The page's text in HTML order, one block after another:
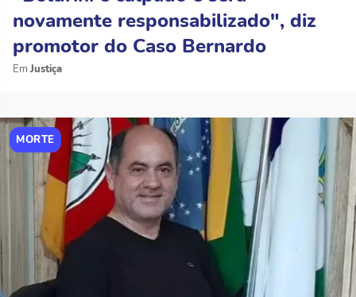
novamente responsabilizado", diz
promotor do Caso Bernardo
Justiça
MORTE